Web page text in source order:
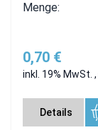
Menge:
0,70 €
inkl. 19% MwSt. ,
Details